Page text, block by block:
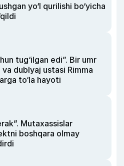
yo‘l qurilishi bo‘yicha
tug‘ilgan edi”. Bir umr
dublyaj ustasi Rimma
to‘la hayoti
Mutaxassislar
boshqara olmay